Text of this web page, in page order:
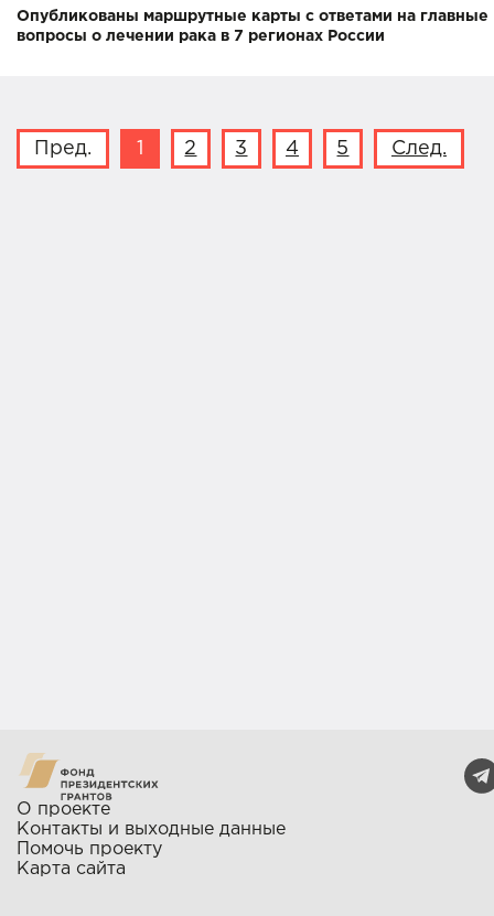
Опубликованы маршрутные карты с ответами на главные
вопросы о лечении рака в 7 регионах России
Пред. 2 3 4 5 След.
О проекте
Контакты и выходные данные
Помочь проекту
Карта сайта